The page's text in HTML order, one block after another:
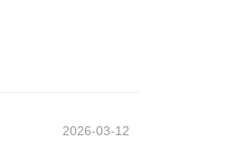
2026-03-12